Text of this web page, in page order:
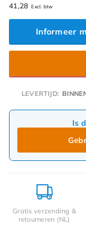
41,28 Excl. btw
Informeer
LEVERTIJD:
Is
Gratis verzending &
retourneren (NL)